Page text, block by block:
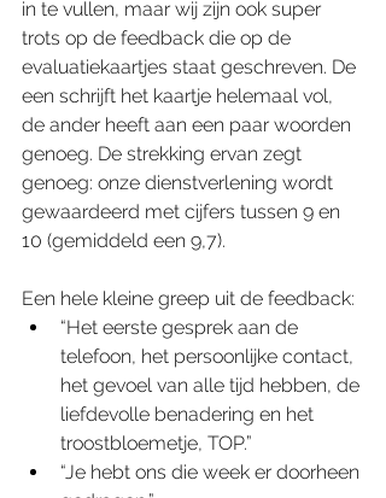
in te vullen, maar wij zijn ook super
trots op de feedback die op de
evaluatiekaartjes staat geschreven. De
een schrijft het kaartje helemaal vol,
de ander heeft aan een paar woorden
genoeg. De strekking ervan zegt
genoeg: onze dienstverlening wordt
gewaardeerd met cijfers tussen 9 en
10 (gemiddeld een 9,7).
Een hele kleine greep uit de feedback:
“Het eerste gesprek aan de
telefoon, het persoonlijke contact,
het gevoel van alle tijd hebben, de
liefdevolle benadering en het
troostbloemetje, TOP.”
“Je hebt ons die week er doorheen